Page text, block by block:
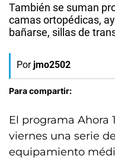
También se suman
camas ortopédicas,
bañarse, sillas de
Por jmo2502
Para compartir:
El programa Ahora
viernes una serie
equipamiento